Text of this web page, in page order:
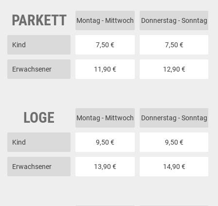
PARKETT Montag - Mittwoch Donnerstag - Sonntag
Kind 7,50 € 7,50 €
Erwachsener 11,90 € 12,90 €
LOGE Montag - Mittwoch Donnerstag - Sonntag
Kind 9,50 € 9,50 €
Erwachsener 13,90 € 14,90 €